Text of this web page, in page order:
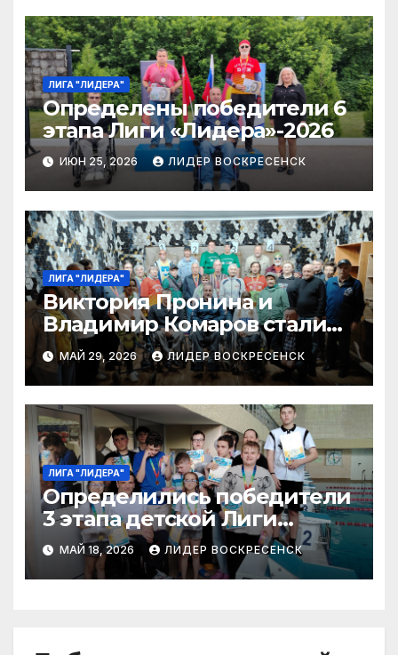
ЛИГА "ЛИДЕРА"
Определены победители 6
этапа Лиги «Лидера»-2026
ИЮН 25, 2026 ЛИДЕР ВОСКРЕСЕНСК
ЛИГА "ЛИДЕРА"
Виктория Пронина и
Владимир Комаров стали
победителями 5 этапа Лиги
«Лидера»
МАЙ 29, 2026 ЛИДЕР ВОСКРЕСЕНСК
ЛИГА "ЛИДЕРА"
Определились победители
3 этапа детской Лиги
«Лидера» по плаванию
МАЙ 18, 2026 ЛИДЕР ВОСКРЕСЕНСК